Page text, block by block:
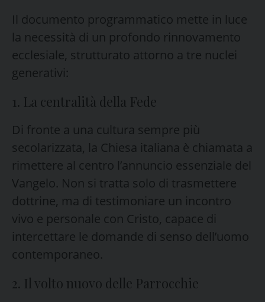
Il documento programmatico mette in luce
la necessità di un profondo rinnovamento
ecclesiale, strutturato attorno a tre nuclei
generativi:
1. La centralità della Fede
Di fronte a una cultura sempre più
secolarizzata, la Chiesa italiana è chiamata a
rimettere al centro l’annuncio essenziale del
Vangelo. Non si tratta solo di trasmettere
dottrine, ma di testimoniare un incontro
vivo e personale con Cristo, capace di
intercettare le domande di senso dell’uomo
contemporaneo.
2. Il volto nuovo delle Parrocchie